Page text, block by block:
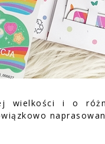
wielkości i o